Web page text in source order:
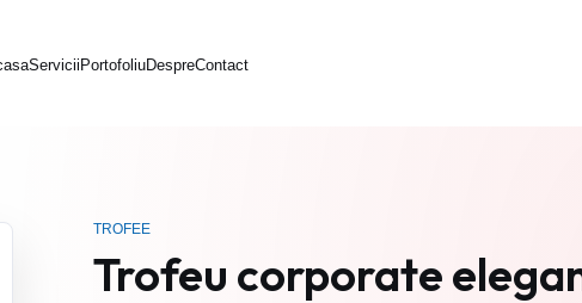
Servicii PortofoliuDespreContact
TROFEE
Trofeu corporate